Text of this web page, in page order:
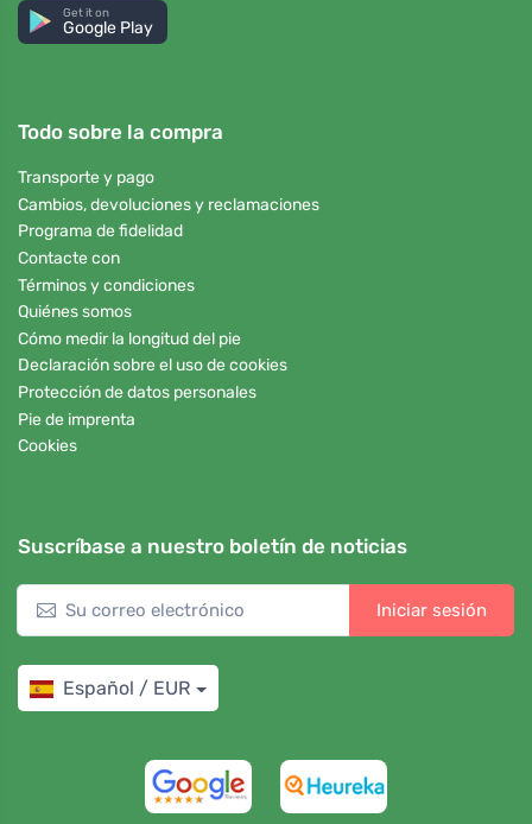
Get it on
Google Play
Todo sobre la compra
Transporte y pago
Cambios, devoluciones y reclamaciones
Programa de fidelidad
Contacte con
Términos y condiciones
Quiénes somos
Cómo medir la longitud del pie
Declaración sobre el uso de cookies
Protección de datos personales
Pie de imprenta
Cookies
Suscríbase a nuestro boletín de noticias
Iniciar sesión
Español / EUR